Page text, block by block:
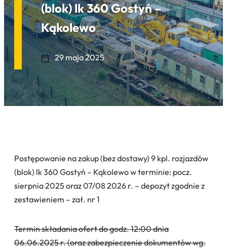
(blok) lk 360 Gostyń –
Kąkolewo
29 maja 2025
Postępowanie na zakup (bez dostawy) 9 kpl. rozjazdów
(blok) lk 360 Gostyń – Kąkolewo w terminie: pocz.
sierpnia 2025 oraz 07/08 2026 r. – depozyt zgodnie z
zestawieniem – zał. nr 1
Termin składania ofert do godz. 12:00 dnia
06.06.2025 r. (oraz zabezpieczenie dokumentów wg.